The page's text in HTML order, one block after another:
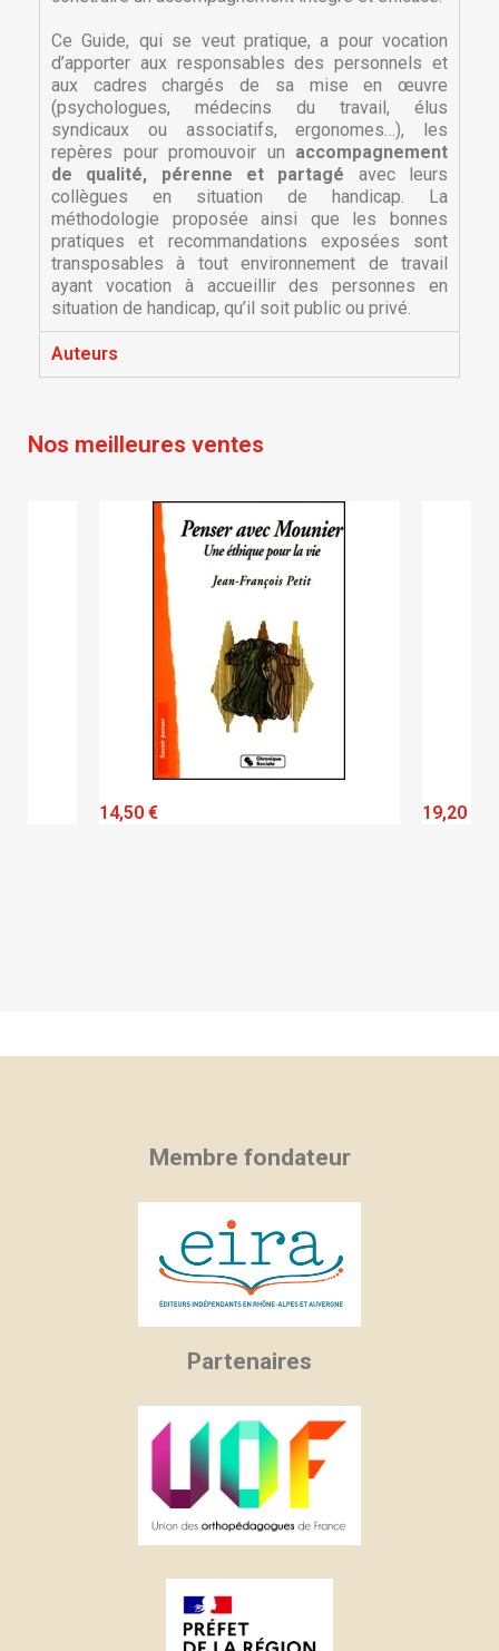
Ajouter à ma liste d'envies ×
Créer une liste d'envies ×
Nom de la liste d'envies
Annuler Créer une liste d'envies
Connexion ×
Vous devez être connecté pour ajouter des produits
à votre liste d'envies.
Annuler
Ce Guide, qui se veut pratique, a pour vocation
d’apporter aux responsables des personnels et
aux cadres chargés de sa mise en œuvre
(psychologues, médecins du travail, élus
syndicaux ou associatifs, ergonomes…), les
repères pour promouvoir un accompagnement
de qualité, pérenne et partagé avec leurs
collègues en situation de handicap. La
méthodologie proposée ainsi que les bonnes
pratiques et recommandations exposées sont
transposables à tout environnement de travail
ayant vocation à accueillir des personnes en
situation de handicap, qu’il soit public ou privé.
Auteurs
Nos meilleures ventes
14,50 € 19,20 €
Membre fondateur
Partenaires